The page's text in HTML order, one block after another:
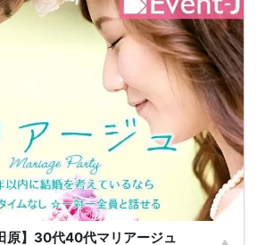
原】30代40代マリアージュ